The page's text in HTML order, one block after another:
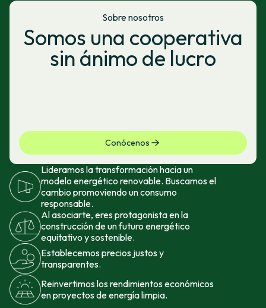
Sobre nosotros
Somos una cooperativa
sin ánimo de lucro
Conócenos
Lideramos la transformación hacia un
modelo energético renovable. Buscamos el
cambio promoviendo un consumo
responsable.
Al asociarte, eres protagonista en la
construcción de un futuro energético
equitativo y sostenible.
Establecemos precios justos y
transparentes.
Reinvertimos los rendimientos económicos
en proyectos de energía limpia.